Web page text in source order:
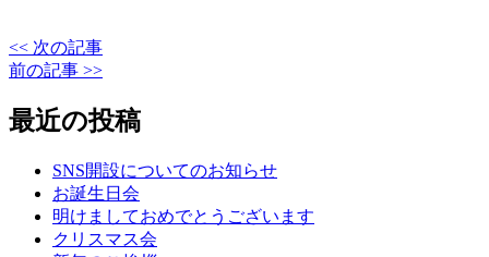
<< 次の記事
前の記事 >>
最近の投稿
SNS開設についてのお知らせ
お誕生日会
明けましておめでとうございます
クリスマス会